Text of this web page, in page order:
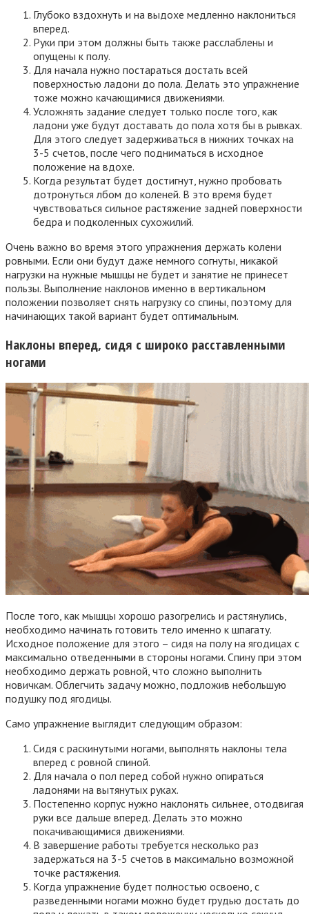
Глубоко вздохнуть и на выдохе медленно наклониться
вперед.
Руки при этом должны быть также расслаблены и
опущены к полу.
Для начала нужно постараться достать всей
поверхностью ладони до пола. Делать это упражнение
тоже можно качающимися движениями.
Усложнять задание следует только после того, как
ладони уже будут доставать до пола хотя бы в рывках.
Для этого следует задерживаться в нижних точках на
3-5 счетов, после чего подниматься в исходное
положение на вдохе.
Когда результат будет достигнут, нужно пробовать
дотронуться лбом до коленей. В это время будет
чувствоваться сильное растяжение задней поверхности
бедра и подколенных сухожилий.
Очень важно во время этого упражнения держать колени
ровными. Если они будут даже немного согнуты, никакой
нагрузки на нужные мышцы не будет и занятие не принесет
пользы. Выполнение наклонов именно в вертикальном
положении позволяет снять нагрузку со спины, поэтому для
начинающих такой вариант будет оптимальным.
Наклоны вперед, сидя с широко расставленными
ногами
После того, как мышцы хорошо разогрелись и растянулись,
необходимо начинать готовить тело именно к шпагату.
Исходное положение для этого – сидя на полу на ягодицах с
максимально отведенными в стороны ногами. Спину при этом
необходимо держать ровной, что сложно выполнить
новичкам. Облегчить задачу можно, подложив небольшую
подушку под ягодицы.
Само упражнение выглядит следующим образом:
Сидя с раскинутыми ногами, выполнять наклоны тела
вперед с ровной спиной.
Для начала о пол перед собой нужно опираться
ладонями на вытянутых руках.
Постепенно корпус нужно наклонять сильнее, отодвигая
руки все дальше вперед. Делать это можно
покачивающимися движениями.
В завершение работы требуется несколько раз
задержаться на 3-5 счетов в максимально возможной
точке растяжения.
Когда упражнение будет полностью освоено, с
разведенными ногами можно будет грудью достать до